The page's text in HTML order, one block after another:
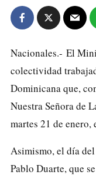
Nacionales.- El
colectividad
Dominicana que,
Nuestra Señora de
martes 21 de enero,
Asimismo, el día
Pablo Duarte, que